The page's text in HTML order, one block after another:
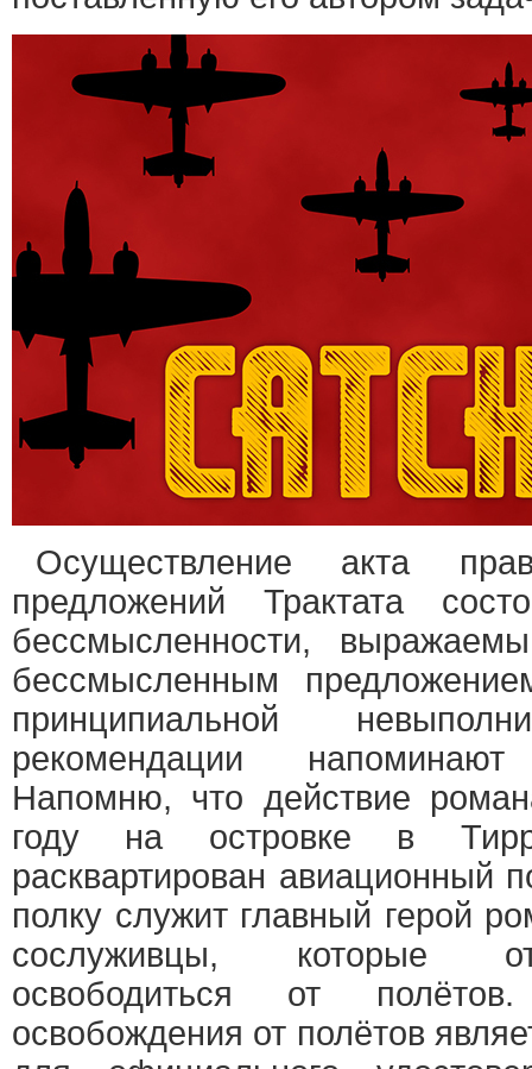
Осуществление акта
предложений Трактата
бессмысленности,
бессмысленным
принципиальной
рекомендации
Напомню, что действие
году на островке в
расквартирован
полку служит главный герой
сослуживцы, которые
освободиться от
освобождения от полётов